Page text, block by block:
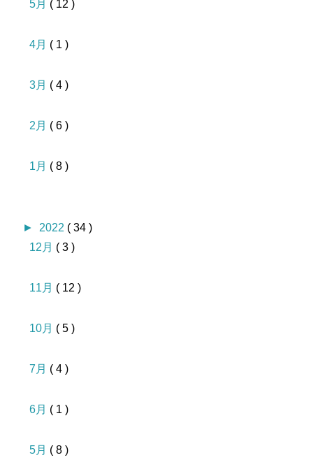
5月 ( 12 )
4月 ( 1 )
3月 ( 4 )
2月 ( 6 )
1月 ( 8 )
► 2022 ( 34 )
12月 ( 3 )
11月 ( 12 )
10月 ( 5 )
7月 ( 4 )
6月 ( 1 )
5月 ( 8 )